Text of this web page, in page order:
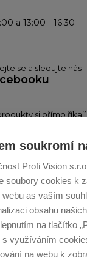
soukromí
Profi Vision
soubory cookies k
webu as vaším
obsahu
na tlačítko
s využíváním
na webu k
a 13:00 - 16:30
se a sledujte nás
si přímo říkají
píšeme
Vám představujeme